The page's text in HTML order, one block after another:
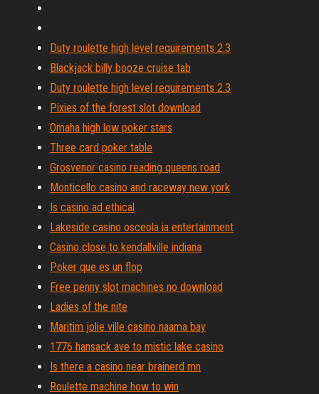
Duty roulette high level requirements 2.3
Blackjack billy booze cruise tab
Duty roulette high level requirements 2.3
Pixies of the forest slot download
Omaha high low poker stars
Three card poker table
Grosvenor casino reading queens road
Monticello casino and raceway new york
Is casino ad ethical
Lakeside casino osceola ia entertainment
Casino close to kendallville indiana
Poker que es un flop
Free penny slot machines no download
Ladies of the nite
Maritim jolie ville casino naama bay
1776 hansack ave to mistic lake casino
Is there a casino near brainerd mn
Roulette machine how to win